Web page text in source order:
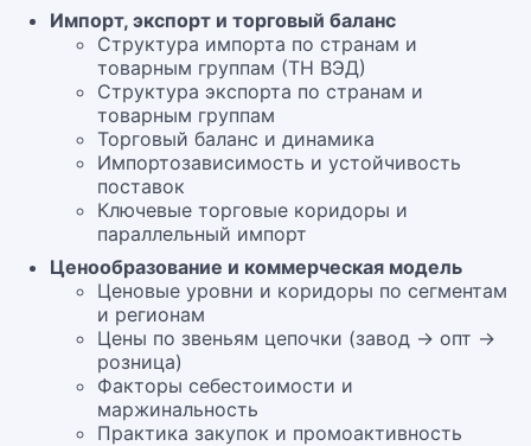
Импорт, экспорт и торговый баланс
Структура импорта по странам и
товарным группам (ТН ВЭД)
Структура экспорта по странам и
товарным группам
Торговый баланс и динамика
Импортозависимость и устойчивость
поставок
Ключевые торговые коридоры и
параллельный импорт
Ценообразование и коммерческая модель
Ценовые уровни и коридоры по сегментам
и регионам
Цены по звеньям цепочки (завод → опт →
розница)
Факторы себестоимости и
маржинальность
Практика закупок и промоактивность